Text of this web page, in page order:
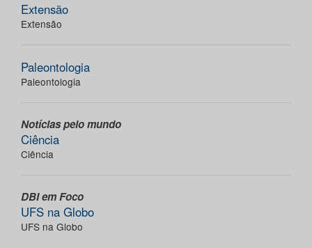
Extensão
Extensão
Paleontologia
Paleontologia
Notícias pelo mundo
Ciência
Ciência
DBI em Foco
UFS na Globo
UFS na Globo